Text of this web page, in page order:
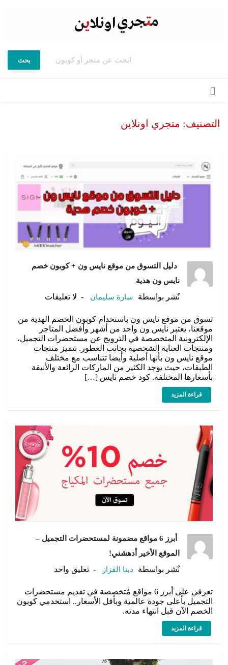
بحث
التصنيف: متجري اونلاين
دليل التسوق من موقع نايس ون + كوبون خصم
نايس ون هدية
نٌشر بواسطة
سارة سليمان لا تعليقات
تسوق من موقع نايس ون باستخدام كوبون الخصم الهدية من
موقعنا، يعتبر نايس ون واحد من أشهر وأفضل المتاجر
الإلكترونية المتخصصة في الترويج عن مستحضرات التجميل،
ومنتجات العناية الشخصية بجانب العطور. تتميز منتجات
موقع نايس ون بأنها أصلية وأيضا تتناسب مع مختلف
الطبقات، حيث يوجد الكثير من الماركات الرائعة والأنيقة
بأسعارها المختلفة. كود خصم نايس […]
قراءة المزيد
أبرز 6 مواقع مضمونة لمستحضرات التجميل –
الموقع الأخير أدهشني!
نٌشر بواسطة
دينا القزاز تعليق واحد
تعرفي على أبرز 6 مواقع مُتخصصة في تقديم مستحضرات
التجميل بأعلى جودة عالمية وبأقل الأسعار.. استخدمي كوبون
الخصم الآن قبل انتهاء مدته.
قراءة المزيد